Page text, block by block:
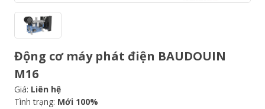
Động cơ máy phát điện BAUDOUIN
M16
Giá: Liên hệ
Tình trạng: Mới 100%